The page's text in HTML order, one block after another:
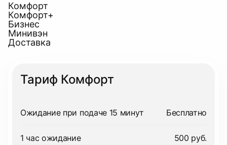
Комфорт
Комфорт+
Бизнес
Минивэн
Доставка
Тариф Комфорт
Ожидание при подаче 15 минут Бесплатно
1 час ожидание 500 руб.